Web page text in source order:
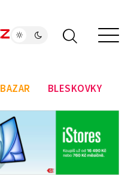
BAZAR BLESKOVKY